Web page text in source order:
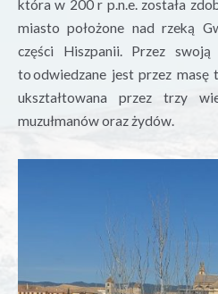
która w 200 r p.n.e. została
miasto położone nad rzeką
części Hiszpanii. Przez
to odwiedzane jest przez masę
ukształtowana przez trzy
muzułmanów oraz żydów.